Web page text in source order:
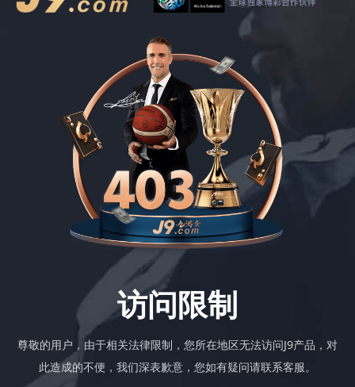
访问限制
尊敬的用户，由于相关法律限制，您所在地区无法访问J9产品，对
此造成的不便，我们深表歉意，您如有疑问请联系客服。